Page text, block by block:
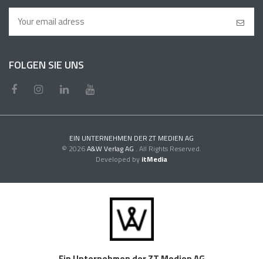
FOLGEN SIE UNS
EIN UNTERNEHMEN DER ZT MEDIEN AG
© 2026A&W Verlag AG . All Rights Reserved.
Developed by itMedia